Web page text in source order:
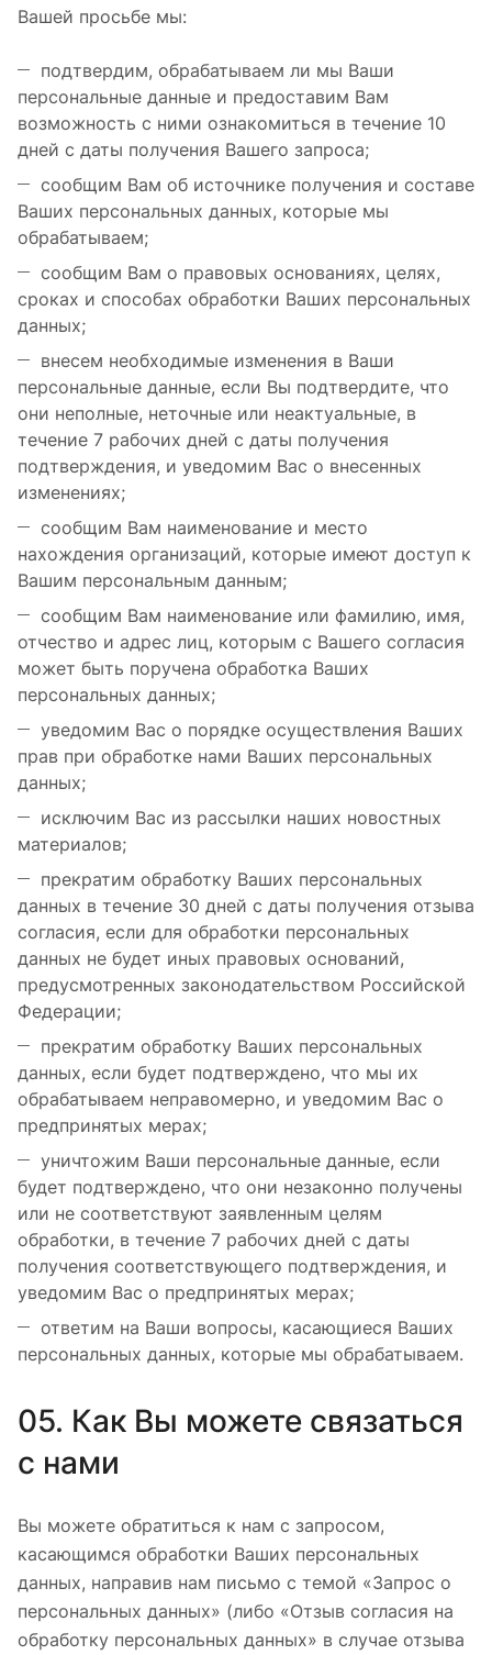
Вашей просьбе мы:
подтвердим, обрабатываем ли мы Ваши
персональные данные и предоставим Вам
возможность с ними ознакомиться в течение 10
дней с даты получения Вашего запроса;
сообщим Вам об источнике получения и составе
Ваших персональных данных, которые мы
обрабатываем;
сообщим Вам о правовых основаниях, целях,
сроках и способах обработки Ваших персональных
данных;
внесем необходимые изменения в Ваши
персональные данные, если Вы подтвердите, что
они неполные, неточные или неактуальные, в
течение 7 рабочих дней с даты получения
подтверждения, и уведомим Вас о внесенных
изменениях;
сообщим Вам наименование и место
нахождения организаций, которые имеют доступ к
Вашим персональным данным;
сообщим Вам наименование или фамилию, имя,
отчество и адрес лиц, которым с Вашего согласия
может быть поручена обработка Ваших
персональных данных;
уведомим Вас о порядке осуществления Ваших
прав при обработке нами Ваших персональных
данных;
исключим Вас из рассылки наших новостных
материалов;
прекратим обработку Ваших персональных
данных в течение 30 дней с даты получения отзыва
согласия, если для обработки персональных
данных не будет иных правовых оснований,
предусмотренных законодательством Российской
Федерации;
прекратим обработку Ваших персональных
данных, если будет подтверждено, что мы их
обрабатываем неправомерно, и уведомим Вас о
предпринятых мерах;
уничтожим Ваши персональные данные, если
будет подтверждено, что они незаконно получены
или не соответствуют заявленным целям
обработки, в течение 7 рабочих дней с даты
получения соответствующего подтверждения, и
уведомим Вас о предпринятых мерах;
ответим на Ваши вопросы, касающиеся Ваших
персональных данных, которые мы обрабатываем.
05. Как Вы можете связаться
с нами
Вы можете обратиться к нам с запросом,
касающимся обработки Ваших персональных
данных, направив нам письмо с темой «Запрос о
персональных данных» (либо «Отзыв согласия на
обработку персональных данных» в случае отзыва